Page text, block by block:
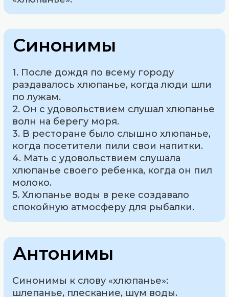
Синонимы
1. После дождя по всему городу
раздавалось хлюпанье, когда люди шли
по лужам.
2. Он с удовольствием слушал хлюпанье
волн на берегу моря.
3. В ресторане было слышно хлюпанье,
когда посетители пили свои напитки.
4. Мать с удовольствием слушала
хлюпанье своего ребенка, когда он пил
молоко.
5. Хлюпанье воды в реке создавало
спокойную атмосферу для рыбалки.
Антонимы
Синонимы к слову «хлюпанье»:
шлепанье, плескание, шум воды.